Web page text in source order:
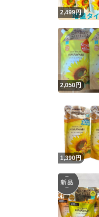
2,499円
2,050円
1,390円